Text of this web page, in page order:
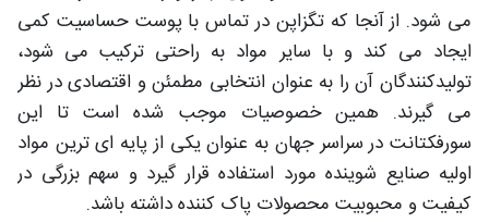
می‌ شود. از آنجا که تگزاپن در تماس با پوست حساسیت کمی
ایجاد می‌ کند و با سایر مواد به‌ راحتی ترکیب می‌ شود،
تولیدکنندگان آن را به‌ عنوان انتخابی مطمئن و اقتصادی در نظر
می‌ گیرند. همین خصوصیات موجب شده است تا این
سورفکتانت در سراسر جهان به‌ عنوان یکی از پایه‌ ای‌ ترین مواد
اولیه صنایع شوینده مورد استفاده قرار گیرد و سهم بزرگی در
کیفیت و محبوبیت محصولات پاک‌ کننده داشته باشد.